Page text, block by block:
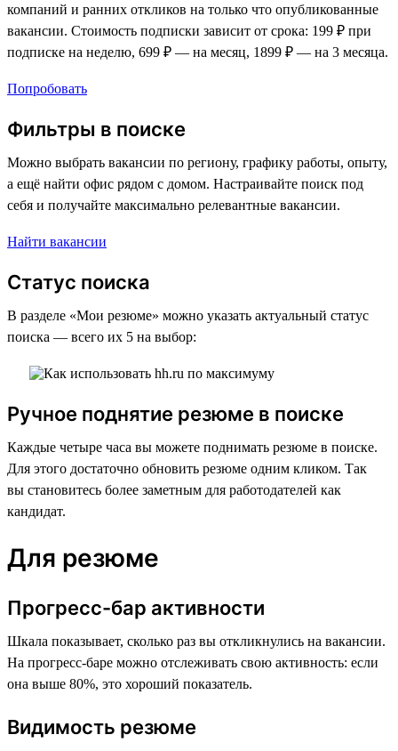
компаний и ранних откликов на только что опубликованные
вакансии. Стоимость подписки зависит от срока: 199 ₽ при
подписке на неделю, 699 ₽ — на месяц, 1899 ₽ — на 3 месяца.
Попробовать
Фильтры в поиске
Можно выбрать вакансии по региону, графику работы, опыту,
а ещё найти офис рядом с домом. Настраивайте поиск под
себя и получайте максимально релевантные вакансии.
Найти вакансии
Статус поиска
В разделе «Мои резюме» можно указать актуальный статус
поиска — всего их 5 на выбор:
Ручное поднятие резюме в поиске
Каждые четыре часа вы можете поднимать резюме в поиске.
Для этого достаточно обновить резюме одним кликом. Так
вы становитесь более заметным для работодателей как
кандидат.
Для резюме
Прогресс-бар активности
Шкала показывает, сколько раз вы откликнулись на вакансии.
На прогресс-баре можно отслеживать свою активность: если
она выше 80%, это хороший показатель.
Видимость резюме